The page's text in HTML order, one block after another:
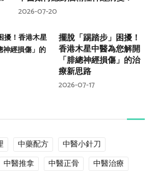
2026-07-20
擺脫「踢踏步」困擾！
香港木星中醫為您解開
「腓總神經損傷」的治
療新思路
2026-07-17
中藥配方
中醫小針刀
中醫推拿 中醫正骨
中醫治療